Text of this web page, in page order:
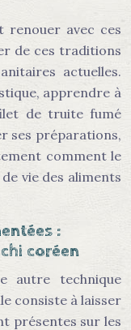
renouer avec ces
de ces traditions
actuelles.
apprendre à
de truite fumé
ses préparations,
comment le
vie des aliments
:
coréen
autre technique
consiste à laisser
présentes sur les